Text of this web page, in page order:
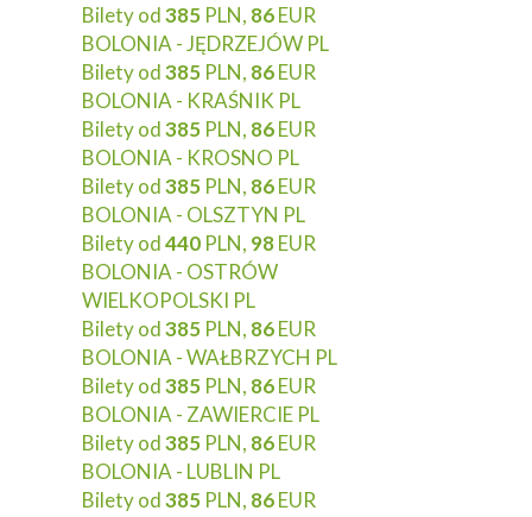
Bilety od385 PLN, 86EUR
BOLONIA - JĘDRZEJÓW PL
Bilety od385 PLN, 86EUR
BOLONIA - KRAŚNIK PL
Bilety od385 PLN, 86EUR
BOLONIA - KROSNO PL
Bilety od385 PLN, 86EUR
BOLONIA - OLSZTYN PL
Bilety od440 PLN, 98EUR
BOLONIA - OSTRÓW
WIELKOPOLSKI PL
Bilety od385 PLN, 86EUR
BOLONIA - WAŁBRZYCH PL
Bilety od385 PLN, 86EUR
BOLONIA - ZAWIERCIE PL
Bilety od385 PLN, 86EUR
BOLONIA - LUBLIN PL
Bilety od385 PLN, 86EUR